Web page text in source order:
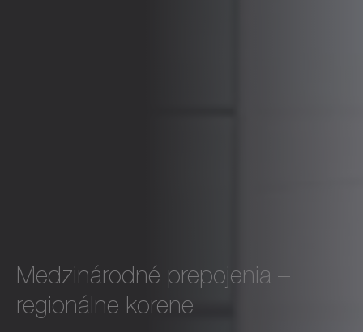
Medzinárodné prepojenia –
regionálne korene